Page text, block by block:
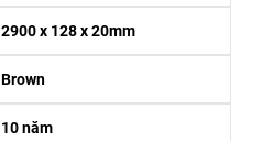
2900 x 128 x 20mm
Brown
10 năm